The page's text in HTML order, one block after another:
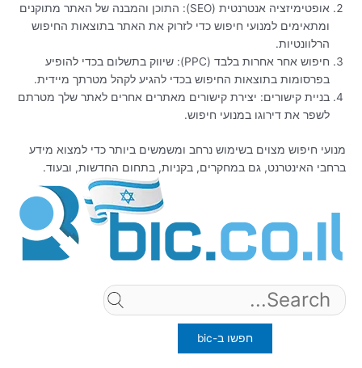
אופטימיזציה אנטרנטית (SEO): התוכן והמבנה של האתר מתוקנים
ומתאימים למנועי חיפוש כדי לזרוק את האתר בתוצאות החיפוש
הרלוונטיות.
חיפוש אחר אחרות בלבד (PPC): שיווק בתשלום בכדי להופיע
בפרסומות בתוצאות החיפוש בכדי להגיע לקהל מטרתך מיידית.
בניית קישורים: יצירת קישורים מאתרים אחרים לאתר שלך מטרתם
לשפר את דירוגו במנועי חיפוש.
מנועי חיפוש מצוים בשימוש נרחב ומשמשים ביותר כדי למצוא מידע
ברחבי האינטרנט, גם במחקרים, בקניות, בתחום החדשות, ובעוד.
for: